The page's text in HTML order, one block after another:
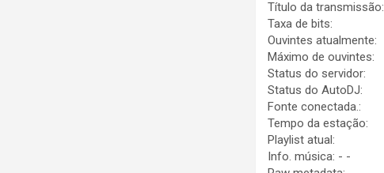
Título da transmissão:
Taxa de bits:
Ouvintes atualmente:
Máximo de ouvintes:
Status do servidor:
Status do AutoDJ:
Fonte conectada.:
Tempo da estação:
Playlist atual:
Info. música: - -